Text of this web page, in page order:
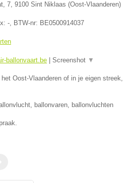
7, 9100 Sint Niklaas (Oost-Vlaanderen)
-, BTW-nr: BE0500914037
ballonvaart.be Screenshot ▼
Oost-Vlaanderen of in je eigen streek,
ballonvaren, ballonvluchten